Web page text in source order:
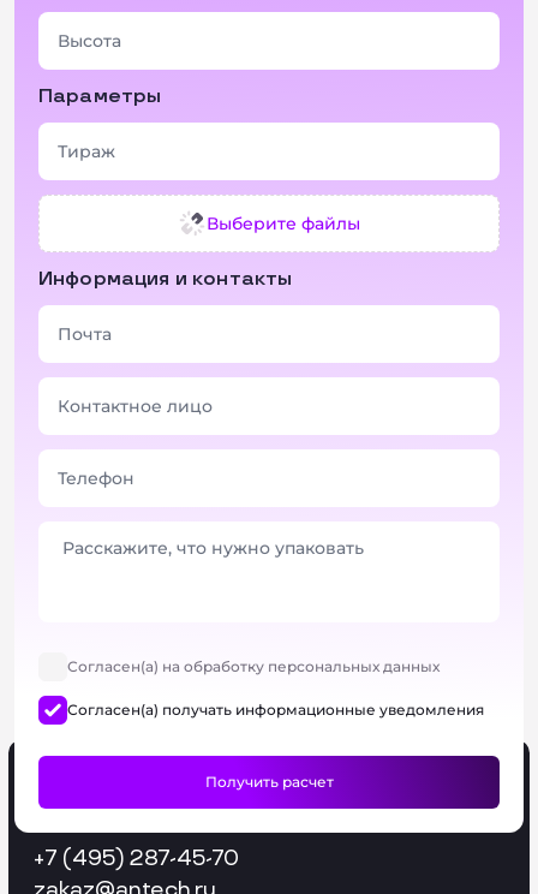
Параметры
Выберите файлы
Информация и контакты
Согласен(а) на обработку персональных данных
Согласен(а) получать информационные уведомления
+7 (495) 287-45-70